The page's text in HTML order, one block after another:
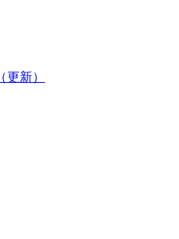
（更新）